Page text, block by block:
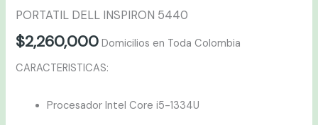
PORTATIL DELL INSPIRON 5440
$2,260,000 Domicilios en Toda Colombia
CARACTERISTICAS:
Procesador Intel Core i5-1334U